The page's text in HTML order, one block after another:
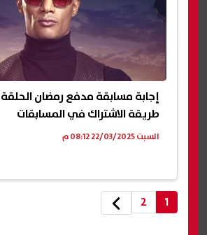
طريقة الاشتراك في المسابقات
السبت 22/03/2025 08:12 م
1
2